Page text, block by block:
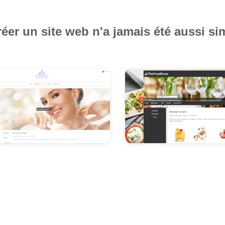
un site web n'a jamais été aussi